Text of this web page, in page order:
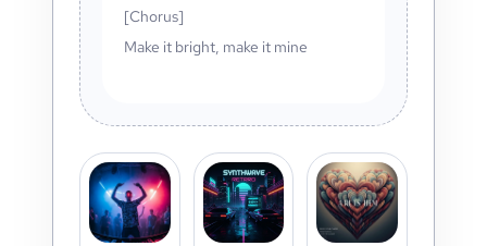
[Chorus]
Make it bright, make it mine